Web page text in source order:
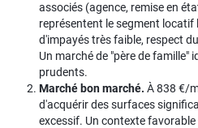
associés (agence, remise en
représentent le segment locatif
d'impayés très faible, respect
Un marché de "père de famille"
prudents.
Marché bon marché. À 838 €/
d'acquérir des surfaces
excessif. Un contexte